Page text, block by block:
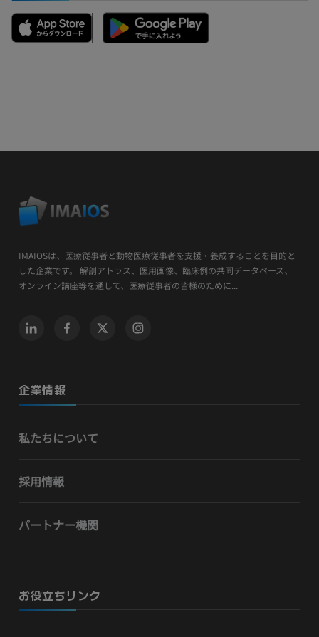
IMAIOSは、医療従事者と動物医療従事者を支援・養成することを目的と
した企業です。 解剖アトラス、医用画像、臨床例の共同データベース、
オンライン講座等を通して、医療従事者の皆様のために...
企業情報
私たちについて
採用情報
パートナー機関
お役立ちリンク